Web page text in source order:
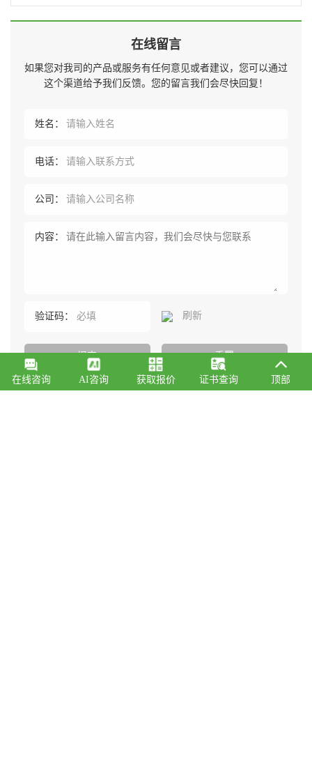
在线咨询 AI咨询 获取报价 证书查询 顶部
在线留言
如果您对我司的产品或服务有任何意见或者建议，您可以通过
这个渠道给予我们反馈。您的留言我们会尽快回复！
姓名：
电话：
公司：
内容：
验证码： 刷新